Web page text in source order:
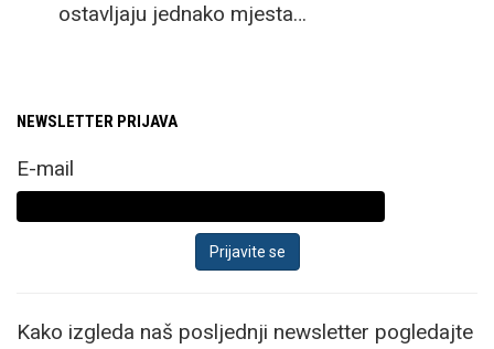
ostavljaju jednako mjesta…
NEWSLETTER PRIJAVA
E-mail
Kako izgleda naš posljednji newsletter pogledajte